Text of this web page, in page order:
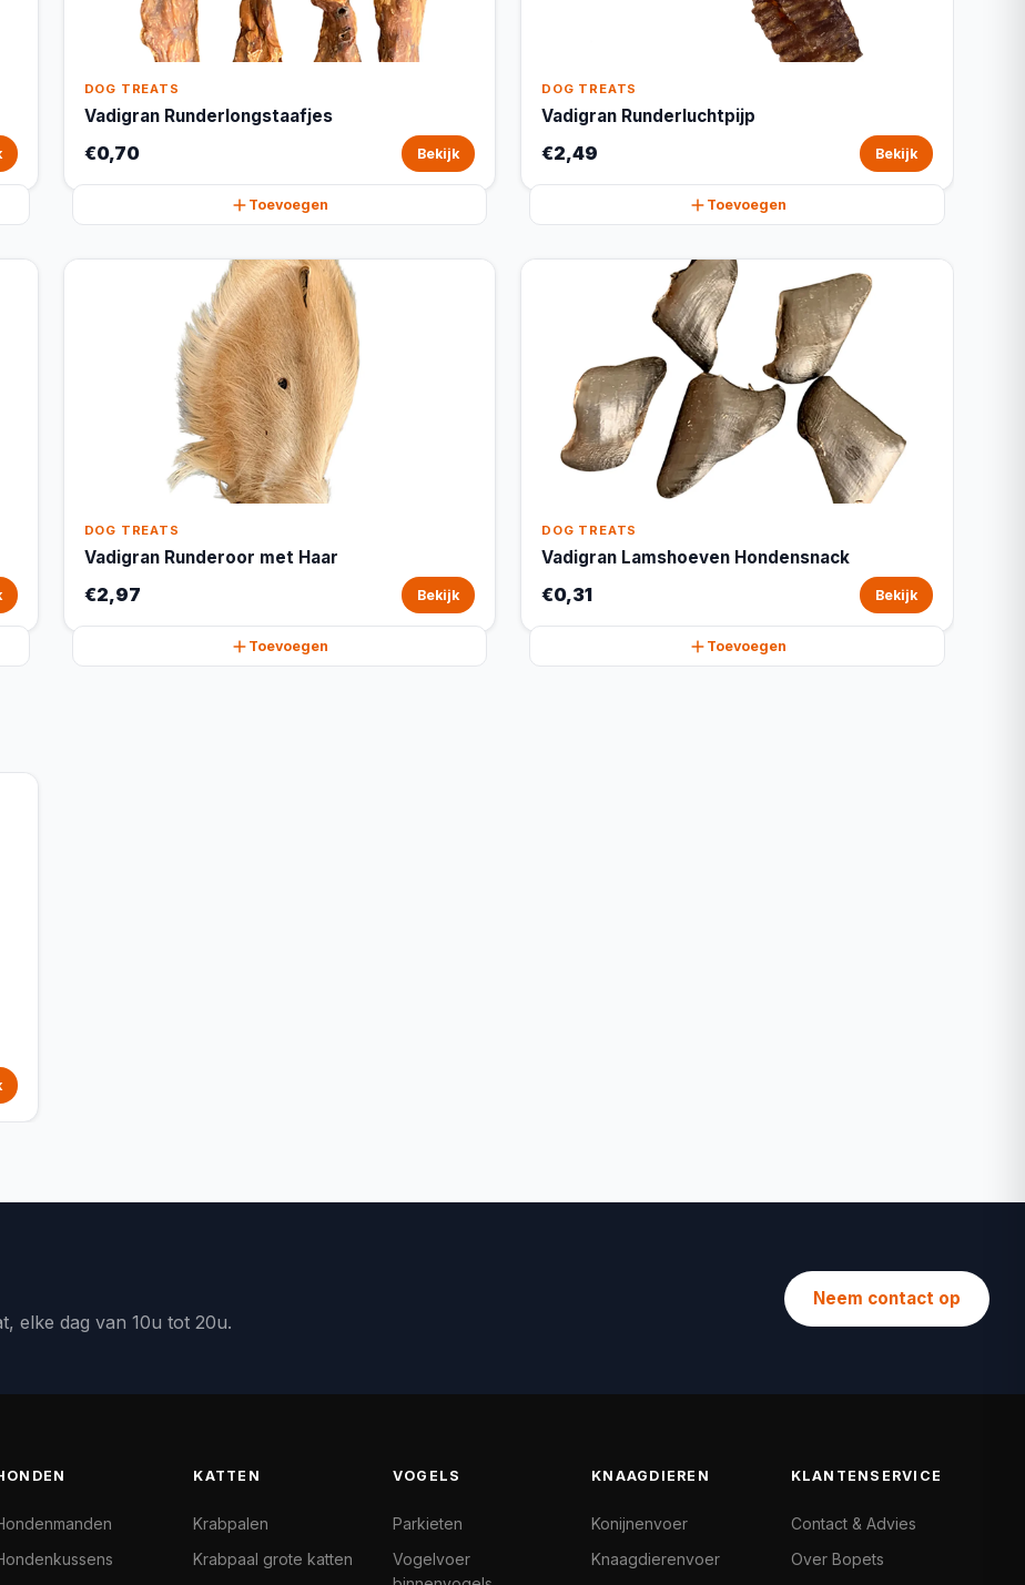
DOG TREATS
Vadigran Runderlongstaafjes
€0,70 Bekijk
Toevoegen
DOG TREATS
Vadigran Runderluchtpijp
€2,49 Bekijk
Toevoegen
DOG TREATS
Vadigran Runderoor met Haar
€2,97 Bekijk
Toevoegen
DOG TREATS
Vadigran Lamshoeven Hondensnack
€0,31 Bekijk
Toevoegen
elke dag van 10u tot 20u.
Neem contact op
KATTEN
Krabpalen
Krabpaal grote katten
VOGELS
Parkieten
Vogelvoer
KNAAGDIEREN
Konijnenvoer
Knaagdierenvoer
KLANTENSERVICE
Contact & Advies
Over Bopets